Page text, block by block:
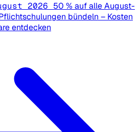
2026 50 % auf alle August-
bündeln – Kosten
entdecken